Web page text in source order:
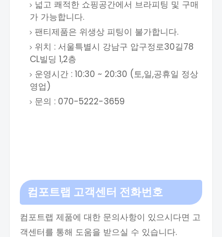
넓고 쾌적한 쇼핑공간에서 브라피팅 및 구매
가 가능합니다.
팬티제품은 위생상 피팅이 불가합니다.
위치 : 서울특별시 강남구 압구정로30길78
CL빌딩 1,2층
운영시간 : 10:30 ~ 20:30 (토,일,공휴일 정상
영업)
문의 : 070-5222-3659
컴포트랩 고객센터 전화번호
컴포트랩 제품에 대한 문의사항이 있으시다면 고
객센터를 통해 도움을 받으실 수 있습니다.